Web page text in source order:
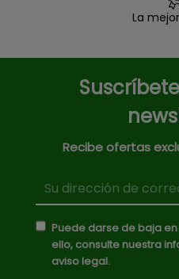
La
Recibe ofertas
Puede darse de baja
ello, consulte nuestra
aviso legal.